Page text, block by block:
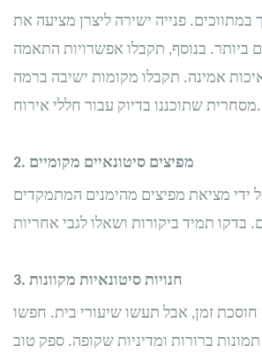
במתווכים. פנייה ישירה ליצרן מציעה את
ביותר. בנוסף, תקבלו אפשרויות התאמה
אמינה. תקבלו מקומות ישיבה ברמה
מסחרית שתוכננו בדיוק עבור חללי אירוח.
2. מפיצים סיטונאיים מקומיים
ידי מציאת מפיצים מהימנים המתמקדים
3. חנויות סיטונאיות מקוונות
חוסכת זמן, אבל תעשו שיעורי בית. חפשו
ברורות ומדיניות שקופה. ספק טוב